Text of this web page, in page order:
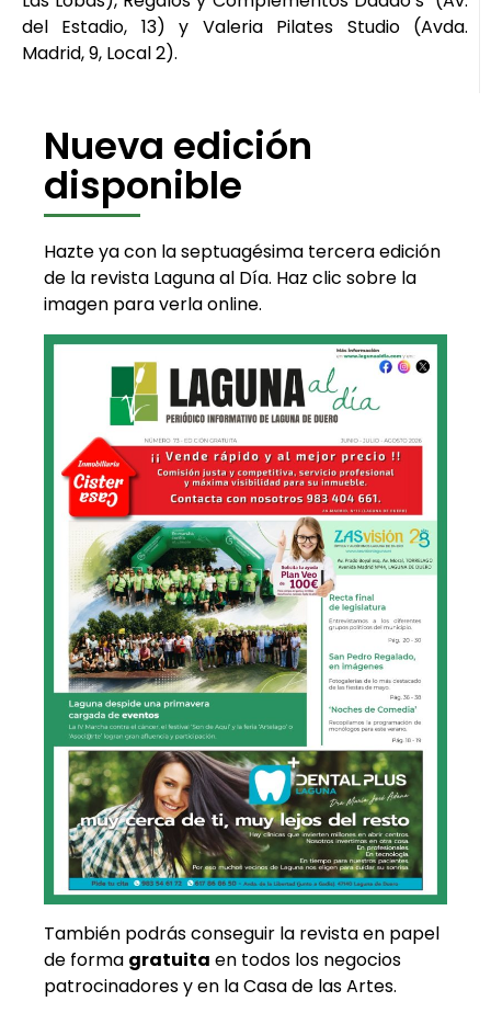
del Estadio, 13) y Valeria Pilates Studio (Avda.
Madrid, 9, Local 2).
Nueva edición
disponible
Hazte ya con la septuagésima tercera edición
de la revista Laguna al Día. Haz clic sobre la
imagen para verla online.
También podrás conseguir la revista en papel
de forma gratuita en todos los negocios
patrocinadores y en la Casa de las Artes.